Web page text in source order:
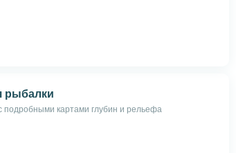
рыбалки
подробными картами глубин и рельефа